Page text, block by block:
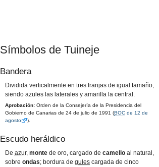
Símbolos de Tuineje
Bandera
Dividida verticalmente en tres franjas de igual tamaño,
siendo azules las laterales y amarilla la central.
Aprobación: Orden de la Consejería de la Presidencia del
Gobierno de Canarias de 24 de julio de 1991 (BOC de 12 de
agosto
).
Escudo heráldico
De azur, monte de oro, cargado de camello al natural,
sobre ondas; bordura de gules cargada de cinco